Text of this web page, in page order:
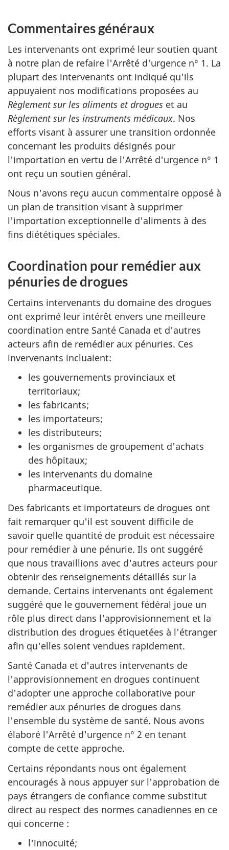
Commentaires généraux
Les intervenants ont exprimé leur soutien quant
à notre plan de refaire l'Arrêté d'urgence n° 1. La
plupart des intervenants ont indiqué qu'ils
appuyaient nos modifications proposées au
Règlement sur les aliments et drogues et au
Règlement sur les instruments médicaux. Nos
efforts visant à assurer une transition ordonnée
concernant les produits désignés pour
l'importation en vertu de l'Arrêté d'urgence n° 1
ont reçu un soutien général.
Nous n'avons reçu aucun commentaire opposé à
un plan de transition visant à supprimer
l'importation exceptionnelle d'aliments à des
fins diététiques spéciales.
Coordination pour remédier aux
pénuries de drogues
Certains intervenants du domaine des drogues
ont exprimé leur intérêt envers une meilleure
coordination entre Santé Canada et d'autres
acteurs afin de remédier aux pénuries. Ces
invervenants incluaient:
les gouvernements provinciaux et
territoriaux;
les fabricants;
les importateurs;
les distributeurs;
les organismes de groupement d'achats
des hôpitaux;
les intervenants du domaine
pharmaceutique.
Des fabricants et importateurs de drogues ont
fait remarquer qu'il est souvent difficile de
savoir quelle quantité de produit est nécessaire
pour remédier à une pénurie. Ils ont suggéré
que nous travaillions avec d'autres acteurs pour
obtenir des renseignements détaillés sur la
demande. Certains intervenants ont également
suggéré que le gouvernement fédéral joue un
rôle plus direct dans l'approvisionnement et la
distribution des drogues étiquetées à l'étranger
afin qu'elles soient vendues rapidement.
Santé Canada et d'autres intervenants de
l'approvisionnement en drogues continuent
d'adopter une approche collaborative pour
remédier aux pénuries de drogues dans
l'ensemble du système de santé. Nous avons
élaboré l'Arrêté d'urgence n° 2 en tenant
compte de cette approche.
Certains répondants nous ont également
encouragés à nous appuyer sur l'approbation de
pays étrangers de confiance comme substitut
direct au respect des normes canadiennes en ce
qui concerne :
l'innocuité;